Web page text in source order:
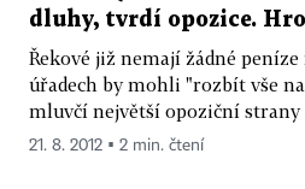
dluhy, tvrdí opozice.
Řekové již nemají žádné
úřadech by mohli "rozbít vše
mluvčí největší opoziční strany
21. 8. 2012 ▪ 2 min. čtení